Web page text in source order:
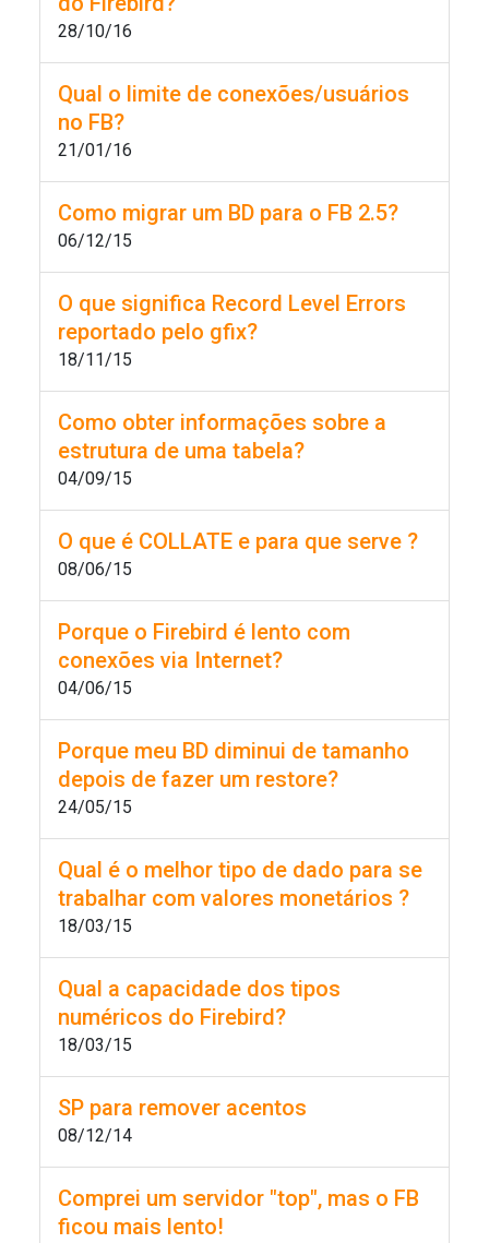
28/10/16
Qual o limite de conexões/usuários
no FB?
21/01/16
Como migrar um BD para o FB 2.5?
06/12/15
O que significa Record Level Errors
reportado pelo gfix?
18/11/15
Como obter informações sobre a
estrutura de uma tabela?
04/09/15
O que é COLLATE e para que serve ?
08/06/15
Porque o Firebird é lento com
conexões via Internet?
04/06/15
Porque meu BD diminui de tamanho
depois de fazer um restore?
24/05/15
Qual é o melhor tipo de dado para se
trabalhar com valores monetários ?
18/03/15
Qual a capacidade dos tipos
numéricos do Firebird?
18/03/15
SP para remover acentos
08/12/14
Comprei um servidor "top", mas o FB
ficou mais lento!